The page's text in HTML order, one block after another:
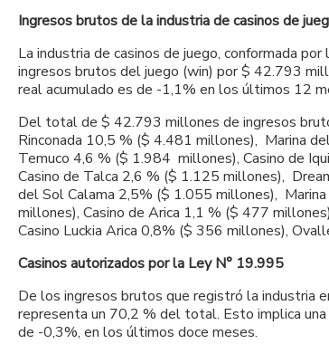
Ingresos brutos de la industria de casinos de
La industria de casinos de juego, conformada
ingresos brutos del juego (win) por $ 42.793
real acumulado es de -1,1% en los últimos 12
Del total de $ 42.793 millones de ingresos
Rinconada 10,5 % ($ 4.481 millones), Marina
Temuco 4,6 % ($ 1.984 millones), Casino de
Casino de Talca 2,6 % ($ 1.125 millones),
del Sol Calama 2,5% ($ 1.055 millones),
millones), Casino de Arica 1,1 % ($ 477
Casino Luckia Arica 0,8% ($ 356 millones),
Casinos autorizados por la Ley N° 19.995
De los ingresos brutos que registró la industria
representa un 70,2 % del total. Esto implica una
de -0,3%, en los últimos doce meses.